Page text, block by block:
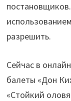
разрешить.
Сейчас в
балеты «Дон
«Стойкий